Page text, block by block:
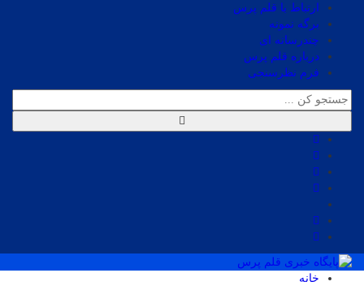
ارتباط با قلم پرس
برگه نمونه
چندرسانه ای
درباره قلم پرس
فرم نظرسنجی
خانه